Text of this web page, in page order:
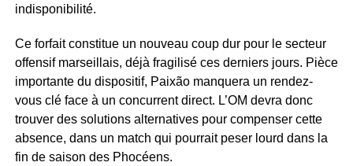
indisponibilité.
Ce forfait constitue un nouveau coup dur pour le secteur
offensif marseillais, déjà fragilisé ces derniers jours. Pièce
importante du dispositif, Paixão manquera un rendez-
vous clé face à un concurrent direct. L’OM devra donc
trouver des solutions alternatives pour compenser cette
absence, dans un match qui pourrait peser lourd dans la
fin de saison des Phocéens.